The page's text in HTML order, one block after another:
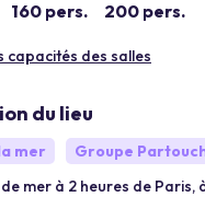
160 pers. 200 pers.
capacités des salles
du lieu
mer
Groupe
mer à 2 heures de Paris,